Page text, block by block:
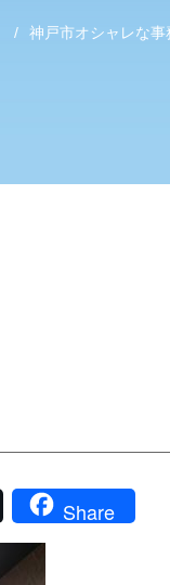
/ 神戸市オシャレな
Share